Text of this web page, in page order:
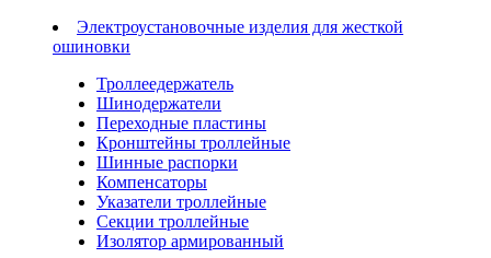
Электроустановочные изделия для жесткой
ошиновки
Троллеедержатель
Шинодержатели
Переходные пластины
Кронштейны троллейные
Шинные распорки
Компенсаторы
Указатели троллейные
Секции троллейные
Изолятор армированный